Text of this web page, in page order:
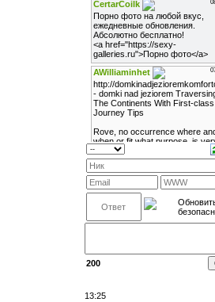
200
13:25